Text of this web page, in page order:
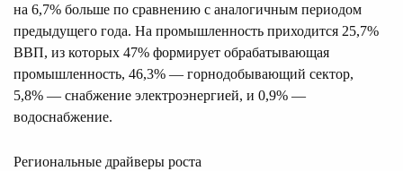
на 6,7% больше по сравнению с аналогичным периодом
предыдущего года. На промышленность приходится 25,7%
ВВП, из которых 47% формирует обрабатывающая
промышленность, 46,3% — горнодобывающий сектор,
5,8% — снабжение электроэнергией, и 0,9% —
водоснабжение.
Региональные драйверы роста